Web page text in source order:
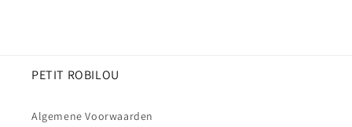
PETIT ROBILOU
Algemene Voorwaarden